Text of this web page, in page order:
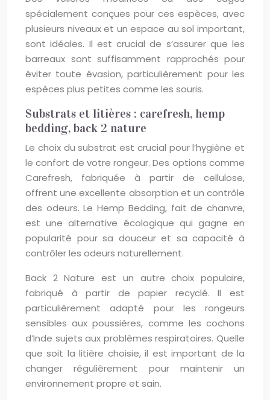
spécialement conçues pour ces espèces, avec
plusieurs niveaux et un espace au sol important,
sont idéales. Il est crucial de s’assurer que les
barreaux sont suffisamment rapprochés pour
éviter toute évasion, particulièrement pour les
espèces plus petites comme les souris.
Substrats et litières : carefresh, hemp
bedding, back 2 nature
Le choix du substrat est crucial pour l’hygiène et
le confort de votre rongeur. Des options comme
Carefresh, fabriquée à partir de cellulose,
offrent une excellente absorption et un contrôle
des odeurs. Le Hemp Bedding, fait de chanvre,
est une alternative écologique qui gagne en
popularité pour sa douceur et sa capacité à
contrôler les odeurs naturellement.
Back 2 Nature est un autre choix populaire,
fabriqué à partir de papier recyclé. Il est
particulièrement adapté pour les rongeurs
sensibles aux poussières, comme les cochons
d’Inde sujets aux problèmes respiratoires. Quelle
que soit la litière choisie, il est important de la
changer régulièrement pour maintenir un
environnement propre et sain.